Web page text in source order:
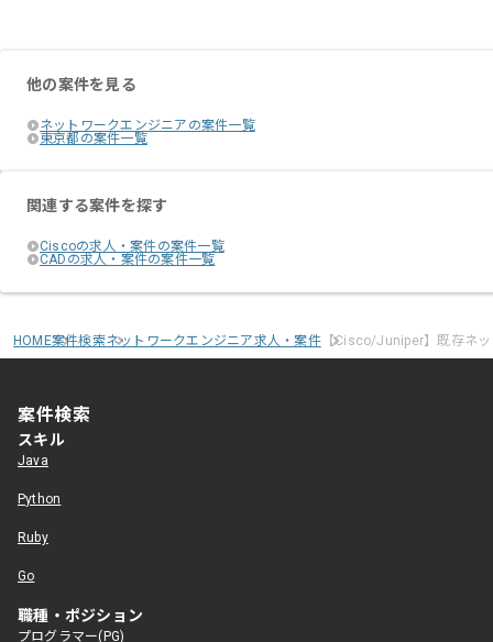
他の案件を見る
ネットワークエンジニアの案件一覧
東京都の案件一覧
関連する案件を探す
Ciscoの求人・案件の案件一覧
CADの求人・案件の案件一覧
HOME案件検索ネットワークエンジニア求人・案件【Cisco/Juniper】既存ネ
案件検索
スキル
Java
Python
Ruby
Go
職種・ポジション
プログラマー(PG)